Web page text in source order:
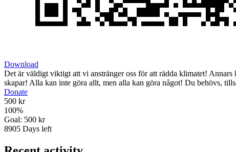
Download
Det är väldigt viktigt att vi anstränger oss för att rädda klimatet!
skapar! Alla kan inte göra allt, men alla kan göra något! Du behövs,
Donate
500 kr
100%
Goal: 500 kr
8905 Days left